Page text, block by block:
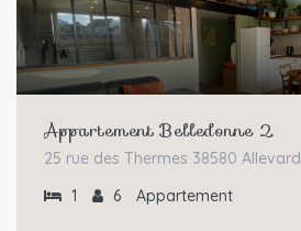
Appartement Belledonne 2
25 rue des Thermes 38580 Allevard
1
6 Appartement